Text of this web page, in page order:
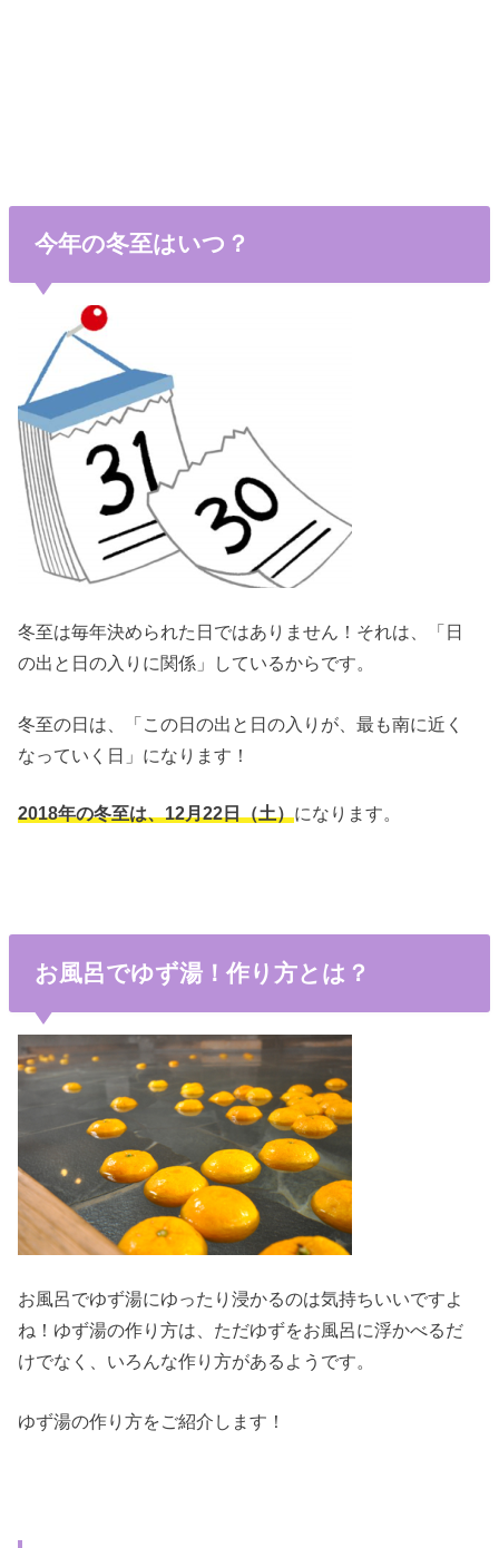
今年の冬至はいつ？
冬至は毎年決められた日ではありません！それは、「日
の出と日の入りに関係」しているからです。
冬至の日は、「この日の出と日の入りが、最も南に近く
なっていく日」になります！
2018年の冬至は、12月22日（土）になります。
お風呂でゆず湯！作り方とは？
お風呂でゆず湯にゆったり浸かるのは気持ちいいですよ
ね！ゆず湯の作り方は、ただゆずをお風呂に浮かべるだ
けでなく、いろんな作り方があるようです。
ゆず湯の作り方をご紹介します！